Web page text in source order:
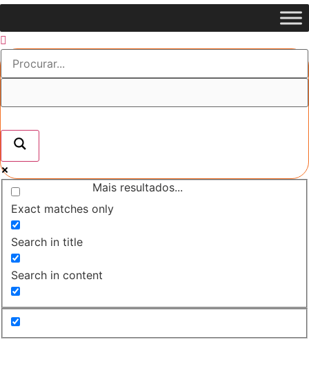
Mais resultados...
Exact matches only
Search in title
Search in content